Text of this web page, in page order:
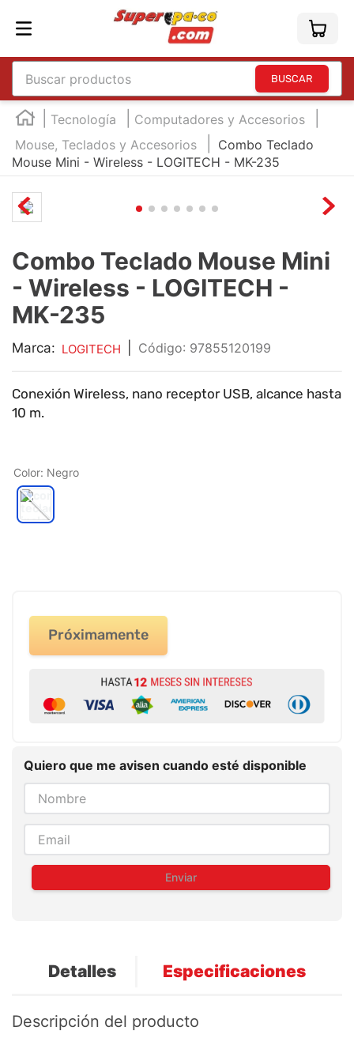
Buscar productos
Tecnología
Computadores y Accesorios
Mouse, Teclados y Accesorios
Combo Teclado
Mouse Mini - Wireless - LOGITECH - MK-235
Combo Teclado Mouse Mini
- Wireless - LOGITECH -
MK-235
Marca: LOGITECH : 97855120199
Conexión Wireless, nano receptor USB, alcance hasta
10 m.
Color: Negro
Próximamente
Quiero que me avisen cuando esté disponible
Enviar
Detalles Especificaciones
Descripción del producto
TÉRMINOS MÁS BUSCADOS
england
2.
marcador e300
3.
4.
.
marcadores
7.
audifonos
impresora
masa moldear vaso 150gr